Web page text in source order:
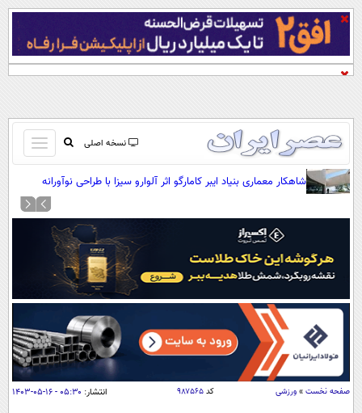
نسخه اصلی
باز
و
کردن
صفحه اول
نظرسنجی
آب و هوا
اوقات شرعی
سواد زندگی
اقتصاد
شاهکار معماری بنیاد ایبر کامارگو اثر آلوارو سیزا با طراحی نوآورانه
صفحه نخست » ورزشی کد۹۸۷۵۶۵ انتشار: ۰۵:۳۰ - ۱۶-۰۵-۱۴۰۳